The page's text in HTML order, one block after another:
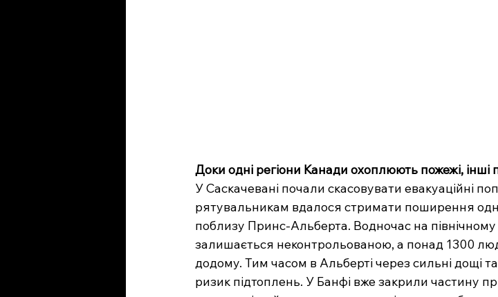
Доки одні регіони Канади охоплюють пожежі, інші
У Саскачевані почали скасовувати евакуаційні
рятувальникам вдалося стримати поширення
поблизу Принс-Альберта. Водночас на північному
залишається неконтрольованою, а понад 1300
додому. Тим часом в Альберті через сильні дощі та
ризик підтоплень. У Банфі вже закрили частину